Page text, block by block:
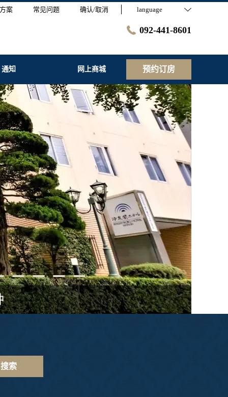
案 常见问题 确认/取消 language
092-441-8601
通知 网上商城 预约订房
搜索